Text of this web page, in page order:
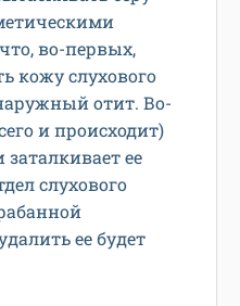
во-первых,
кожу слухового
отит. Во-
и происходит)
заталкивает ее
слухового
ее будет